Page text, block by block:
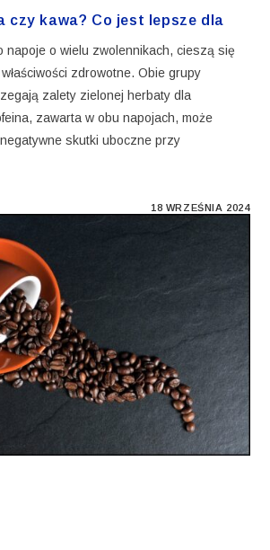
napoje o wielu zwolennikach, cieszą się
zdrowotne. Obie grupy
zalety zielonej herbaty dla
zawarta w obu napojach, może
skutki uboczne przy
18 WRZEŚNIA 2024